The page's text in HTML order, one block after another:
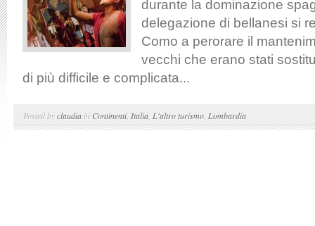
durante la dominazione
delegazione di bellanesi si
Como a perorare il
vecchi che erano stati
di più difficile e complicata...
Posted byclaudia in Continenti, Italia L'altro turismo Lombardia